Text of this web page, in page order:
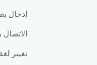
إدخال
تغيير